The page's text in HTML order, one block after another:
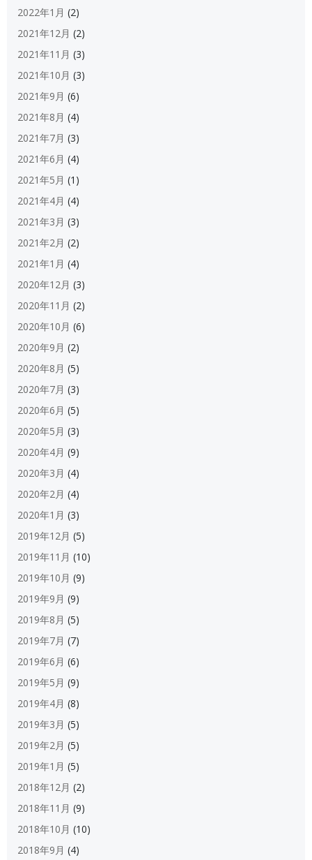
2022年1月 (2)
2021年12月 (2)
2021年11月 (3)
2021年10月 (3)
2021年9月 (6)
2021年8月 (4)
2021年7月 (3)
2021年6月 (4)
2021年5月 (1)
2021年4月 (4)
2021年3月 (3)
2021年2月 (2)
2021年1月 (4)
2020年12月 (3)
2020年11月 (2)
2020年10月 (6)
2020年9月 (2)
2020年8月 (5)
2020年7月 (3)
2020年6月 (5)
2020年5月 (3)
2020年4月 (9)
2020年3月 (4)
2020年2月 (4)
2020年1月 (3)
2019年12月 (5)
2019年11月 (10)
2019年10月 (9)
2019年9月 (9)
2019年8月 (5)
2019年7月 (7)
2019年6月 (6)
2019年5月 (9)
2019年4月 (8)
2019年3月 (5)
2019年2月 (5)
2019年1月 (5)
2018年12月 (2)
2018年11月 (9)
2018年10月 (10)
2018年9月 (4)